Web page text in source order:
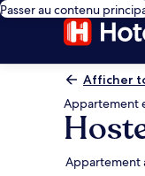
Passer au contenu
Afficher
Appartement
Appartement